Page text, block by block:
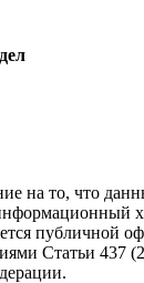
на то, что
публичной
Статьи 437